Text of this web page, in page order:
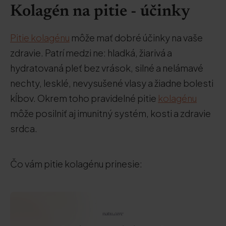
Kolagén na pitie - účinky
Pitie kolagénu môže mať dobré účinky na vaše
zdravie. Patrí medzi ne: hladká, žiarivá a
hydratovaná pleť bez vrások, silné a nelámavé
nechty, lesklé, nevysušené vlasy a žiadne bolesti
kĺbov. Okrem toho pravidelné pitie kolagénu
môže posilniť aj imunitný systém, kosti a zdravie
srdca.
Čo vám pitie kolagénu prinesie: